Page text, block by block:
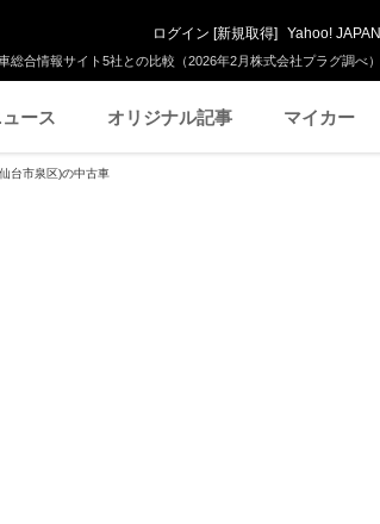
合情報サイト5社との比較（2026年2月株式会社プラグ調べ）
ログイン [新規取得] Yahoo! JAPAN
ース オリジナル記事 マイカー
台市泉区)の中古車